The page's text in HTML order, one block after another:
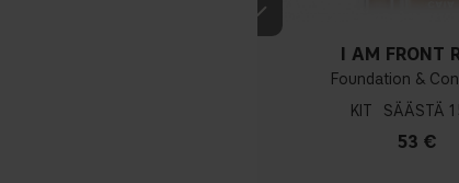
I AM FRONT
Foundation &
KIT
53 €